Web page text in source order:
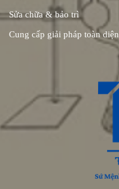
Sửa chữa & bảo trì
Cung cấp giải pháp toàn diện